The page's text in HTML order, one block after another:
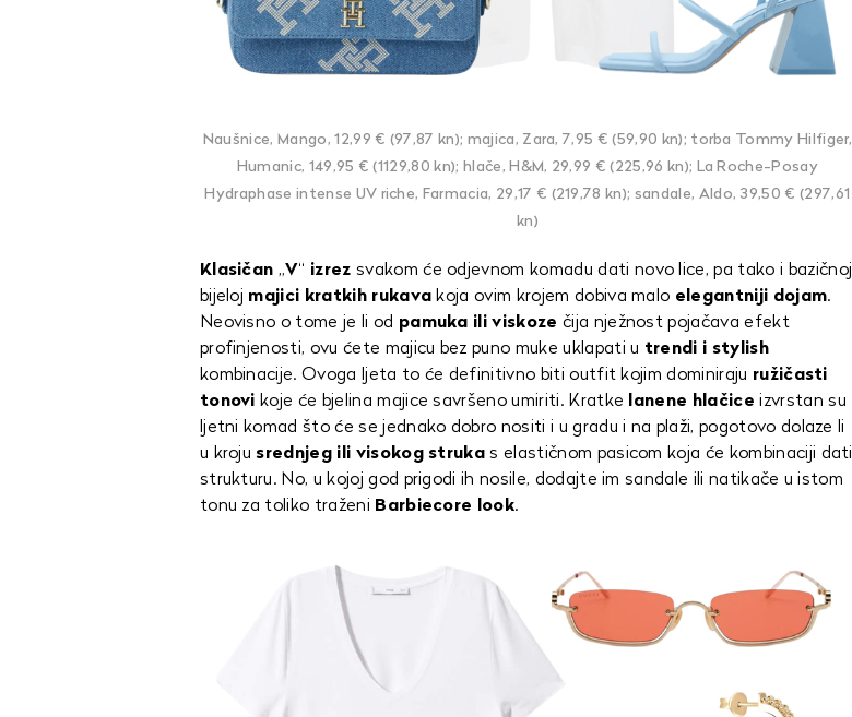
Naušnice, Mango, 12,99 € (97,87 kn); majica, Zara, 7,95 € (59,90 kn); torba Tommy Hilfiger,
Humanic, 149,95 € (1129,80 kn); hlače, H&M, 29,99 € (225,96 kn); La Roche-Posay
Hydraphase intense UV riche, Farmacia, 29,17 € (219,78 kn); sandale, Aldo, 39,50 € (297,61
kn)
Klasičan „V“ izrez svakom će odjevnom komadu dati novo lice, pa tako i bazičnoj
bijeloj majici kratkih rukava koja ovim krojem dobiva malo elegantniji dojam.
Neovisno o tome je li od pamuka ili viskoze čija nježnost pojačava efekt
profinjenosti, ovu ćete majicu bez puno muke uklapati u trendi i stylish
kombinacije. Ovoga ljeta to će definitivno biti outfit kojim dominiraju ružičasti
tonovi koje će bjelina majice savršeno umiriti. Kratke lanene hlačice izvrstan su
ljetni komad što će se jednako dobro nositi i u gradu i na plaži, pogotovo dolaze li
u kroju srednjeg ili visokog struka s elastičnom pasicom koja će kombinaciji dati
strukturu. No, u kojoj god prigodi ih nosile, dodajte im sandale ili natikače u istom
tonu za toliko traženi Barbiecore look.